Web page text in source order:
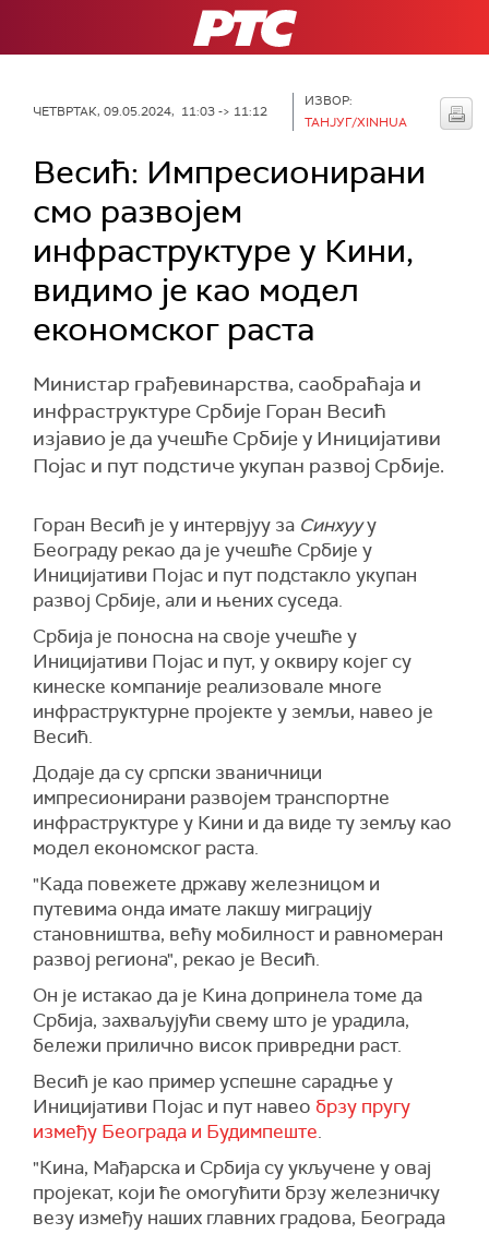
РТС
ЧЕТВРТАК, 09.05.2024, 11:03 -> 11:12
ИЗВОР:
ТАНЈУГ/XINHUA
Весић: Импресионирани
смо развојем
инфраструктуре у Кини,
видимо је као модел
економског раста
Министар грађевинарства, саобраћаја и
инфраструктуре Србије Горан Весић
изјавио је да учешће Србије у Иницијативи
Појас и пут подстиче укупан развој Србије.
Горан Весић је у интервјуу за Синхууу
Београду рекао да је учешће Србије у
Иницијативи Појас и пут подстакло укупан
развој Србије, али и њених суседа.
Србија је поносна на своје учешће у
Иницијативи Појас и пут, у оквиру којег су
кинеске компаније реализовале многе
инфраструктурне пројекте у земљи, навео је
Весић.
Додаје да су српски званичници
импресионирани развојем транспортне
инфраструктуре у Кини и да виде ту земљу као
модел економског раста.
"Када повежете државу железницом и
путевима онда имате лакшу миграцију
становништва, већу мобилност и равномеран
развој региона", рекао је Весић.
Он је истакао да је Кина допринела томе да
Србија, захваљујући свему што је урадила,
бележи прилично висок привредни раст.
Весић је као пример успешне сарадње у
Иницијативи Појас и пут навео брзу пругу
између Београда и Будимпеште.
"Кина, Мађарска и Србија су укључене у овај
пројекат, који ће омогућити брзу железничку
везу између наших главних градова, Београда